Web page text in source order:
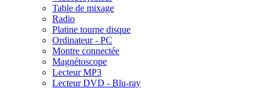
Table de mixage
Radio
Platine tourne disque
Ordinateur - PC
Montre connectée
Magnétoscope
Lecteur MP3
Lecteur DVD - Blu-ray